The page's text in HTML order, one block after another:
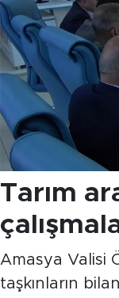
Tarım
Amasya Valisi
taşkınların